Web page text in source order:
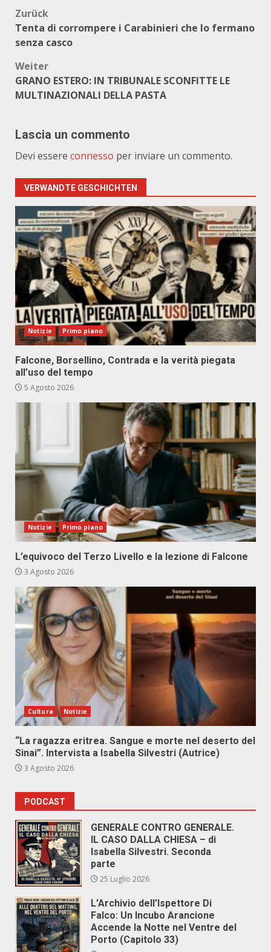
Beitragsnavigation
Zurück
Tenta di corrompere i Carabinieri che lo fermano
senza casco
Weiter
GRANO ESTERO: IN TRIBUNALE SCONFITTE LE
MULTINAZIONALI DELLA PASTA
Lascia un commento
Devi essere connesso per inviare un commento.
VERWANDTE GESCHICHTEN
Notizie Primo piano
Falcone, Borsellino, Contrada e la verità piegata
all’uso del tempo
5 Agosto 2026
Notizie Primo piano
L’equivoco del Terzo Livello e la lezione di Falcone
3 Agosto 2026
Cultura Notizie
“La ragazza eritrea. Sangue e morte nel deserto del
Sinai”. Intervista a Isabella Silvestri (Autrice)
3 Agosto 2026
PODCAST
GENERALE CONTRO GENERALE.
IL CASO DALLA CHIESA – di
Isabella Silvestri. Seconda
parte
25 Luglio 2026
L’Archivio dell’Ispettore Di
Falco: Un Incubo Arancione
Accende la Notte nel Ventre del
Porto (Capitolo 33)